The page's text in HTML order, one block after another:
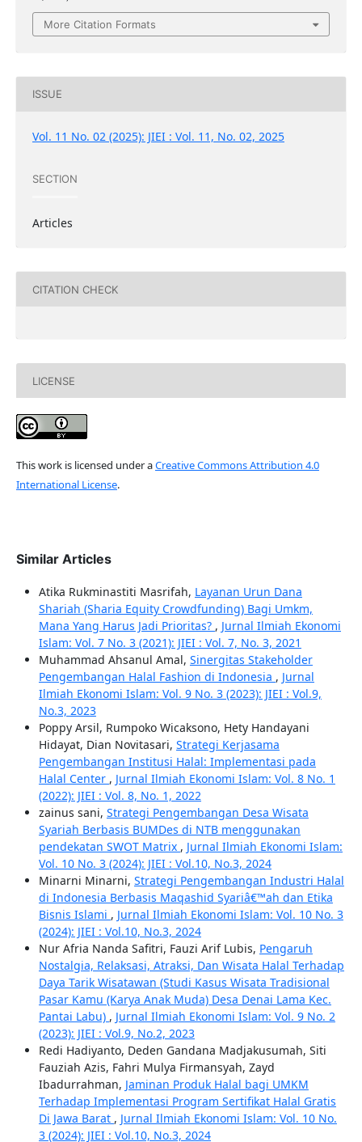
More Citation Formats
ISSUE
Vol. 11 No. 02 (2025): JIEI : Vol. 11, No. 02, 2025
SECTION
Articles
CITATION CHECK
LICENSE
This work is licensed under aCreative Commons Attribution 4.0
International License.
Similar Articles
Atika Rukminastiti Masrifah, Layanan Urun Dana
Shariah (Sharia Equity Crowdfunding) Bagi Umkm,
Mana Yang Harus Jadi Prioritas? , Jurnal Ilmiah Ekonomi
Islam: Vol. 7 No. 3 (2021): JIEI : Vol. 7, No. 3, 2021
Muhammad Ahsanul Amal, Sinergitas Stakeholder
Pengembangan Halal Fashion di Indonesia , Jurnal
Ilmiah Ekonomi Islam: Vol. 9 No. 3 (2023): JIEI : Vol.9,
No.3, 2023
Poppy Arsil, Rumpoko Wicaksono, Hety Handayani
Hidayat, Dian Novitasari, Strategi Kerjasama
Pengembangan Institusi Halal: Implementasi pada
Halal Center , Jurnal Ilmiah Ekonomi Islam: Vol. 8 No. 1
(2022): JIEI : Vol. 8, No. 1, 2022
zainus sani, Strategi Pengembangan Desa Wisata
Syariah Berbasis BUMDes di NTB menggunakan
pendekatan SWOT Matrix , Jurnal Ilmiah Ekonomi Islam:
Vol. 10 No. 3 (2024): JIEI : Vol.10, No.3, 2024
Minarni Minarni, Strategi Pengembangan Industri Halal
di Indonesia Berbasis Maqashid Syariâ€™ah dan Etika
Bisnis Islami , Jurnal Ilmiah Ekonomi Islam: Vol. 10 No. 3
(2024): JIEI : Vol.10, No.3, 2024
Nur Afria Nanda Safitri, Fauzi Arif Lubis, Pengaruh
Nostalgia, Relaksasi, Atraksi, Dan Wisata Halal Terhadap
Daya Tarik Wisatawan (Studi Kasus Wisata Tradisional
Pasar Kamu (Karya Anak Muda) Desa Denai Lama Kec.
Pantai Labu) , Jurnal Ilmiah Ekonomi Islam: Vol. 9 No. 2
(2023): JIEI : Vol.9, No.2, 2023
Redi Hadiyanto, Deden Gandana Madjakusumah, Siti
Fauziah Azis, Fahri Mulya Firmansyah, Zayd
Ibadurrahman, Jaminan Produk Halal bagi UMKM
Terhadap Implementasi Program Sertifikat Halal Gratis
Di Jawa Barat , Jurnal Ilmiah Ekonomi Islam: Vol. 10 No.
3 (2024): JIEI : Vol.10, No.3, 2024